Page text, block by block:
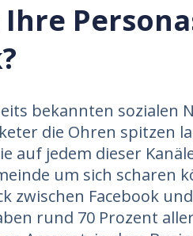
bekannten sozialen
die Ohren spitzen
auf jedem dieser
um sich scharen
zwischen Facebook
rund 70 Prozent